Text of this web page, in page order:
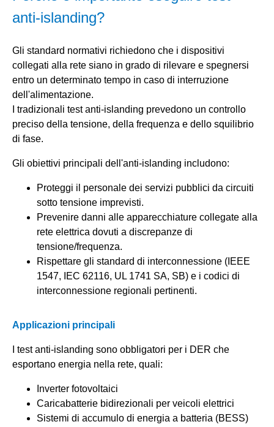
anti-islanding?
Gli standard normativi richiedono che i dispositivi
collegati alla rete siano in grado di rilevare e spegnersi
entro un determinato tempo in caso di interruzione
dell'alimentazione.
I tradizionali test anti-islanding prevedono un controllo
preciso della tensione, della frequenza e dello squilibrio
di fase.
Gli obiettivi principali dell'anti-islanding includono:
Proteggi il personale dei servizi pubblici da circuiti
sotto tensione imprevisti.
Prevenire danni alle apparecchiature collegate alla
rete elettrica dovuti a discrepanze di
tensione/frequenza.
Rispettare gli standard di interconnessione (IEEE
1547, IEC 62116, UL 1741 SA, SB) e i codici di
interconnessione regionali pertinenti.
Applicazioni principali
I test anti-islanding sono obbligatori per i DER che
esportano energia nella rete, quali:
Inverter fotovoltaici
Caricabatterie bidirezionali per veicoli elettrici
Sistemi di accumulo di energia a batteria (BESS)